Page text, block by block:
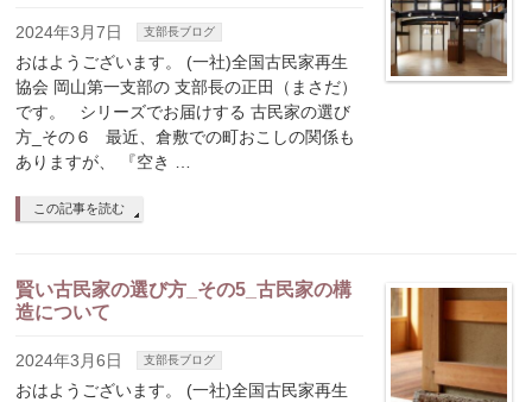
2024年3月7日 支部長ブログ
おはようございます。 (一社)全国古民家再生
協会 岡山第一支部の 支部長の正田（まさだ）
です。 シリーズでお届けする 古民家の選び
方_その６ 最近、倉敷での町おこしの関係も
ありますが、 『空き …
この記事を読む
賢い古民家の選び方_その5_古民家の構
造について
2024年3月6日 支部長ブログ
おはようございます。 (一社)全国古民家再生